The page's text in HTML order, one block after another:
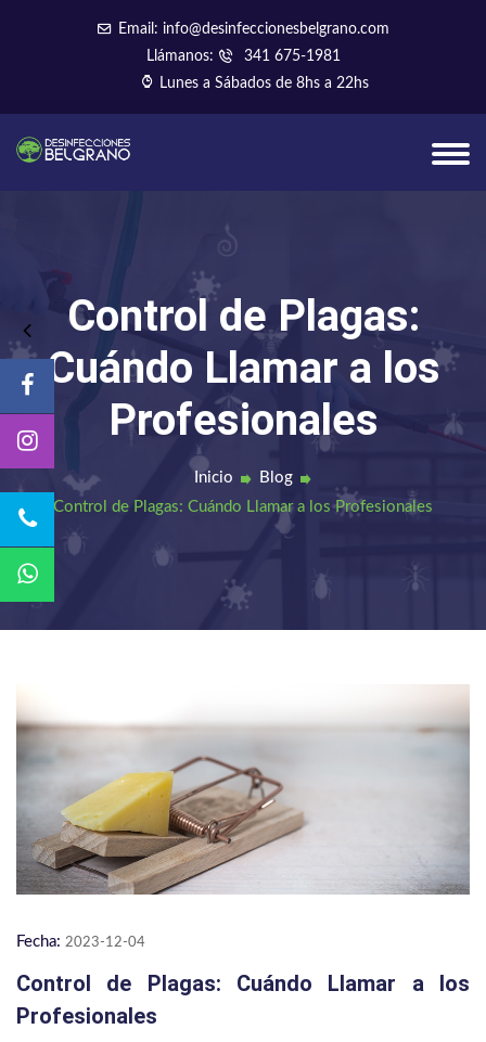
Email: info@desinfeccionesbelgrano.com
Llámanos:
341 675-1981
Lunes a Sábados de 8hs a 22hs
Control de Plagas:
Cuándo Llamar a los
Profesionales
Inicio
Blog
Control de Plagas: Cuándo Llamar a los Profesionales
Fecha: 2023-12-04
Control de Plagas: Cuándo Llamar a los
Profesionales